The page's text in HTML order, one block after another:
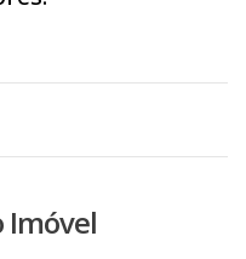
Imóvel